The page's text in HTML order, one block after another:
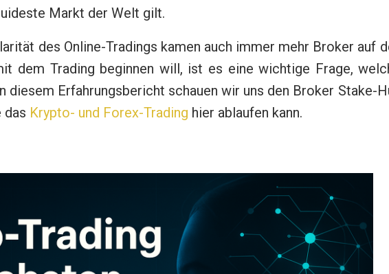
Markt der Welt gilt.
des Online-Tradings kamen auch immer mehr Broker auf
dem Trading beginnen will, ist es eine wichtige Frage,
diesem Erfahrungsbericht schauen wir uns den Broker Stake-
das Krypto- und Forex-Trading hier ablaufen kann.